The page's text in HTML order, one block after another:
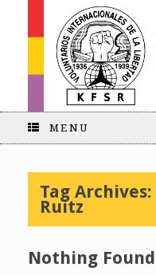
MENU
Tag Archives:
Ruitz
Nothing Found